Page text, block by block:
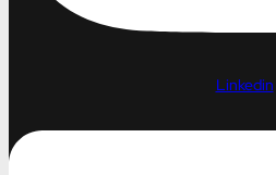
Linkedin